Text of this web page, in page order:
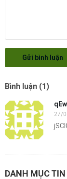
Gửi bình luận
Bình luận (1)
27/
DANH MỤC